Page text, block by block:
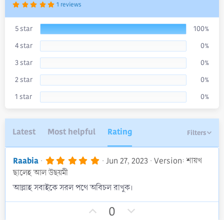
5
0
0
s
t
a
(
s
1 reviews
5 star
100%
4 star
0%
3 star
0%
2 star
0%
1 star
0%
Latest Most helpful Rating Filters
Raabia 5
0
s
t
Jun 27, 2023 Version: শায়খ
ছালেহ আল উছয়মী
আল্লাহ সবাইকে সরল পথে অবিচল রাখুক।
0